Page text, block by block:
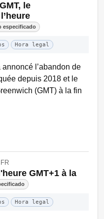
le
especificado
Hora legal
l’abandon de
depuis 2018 et le
(GMT) à la fin
GMT+1 à la
Hora legal